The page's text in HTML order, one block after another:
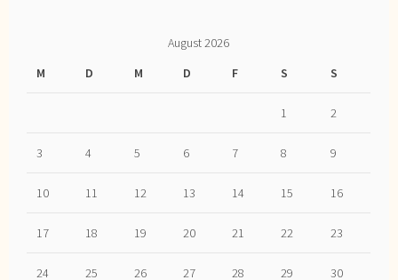
August 2026
M
D M D F S S
1 2
3 4 5 6 7 8 9
10 11 12 13 14 15 16
17 18 19 20 21 22 23
24 25 26 27 28 29 30